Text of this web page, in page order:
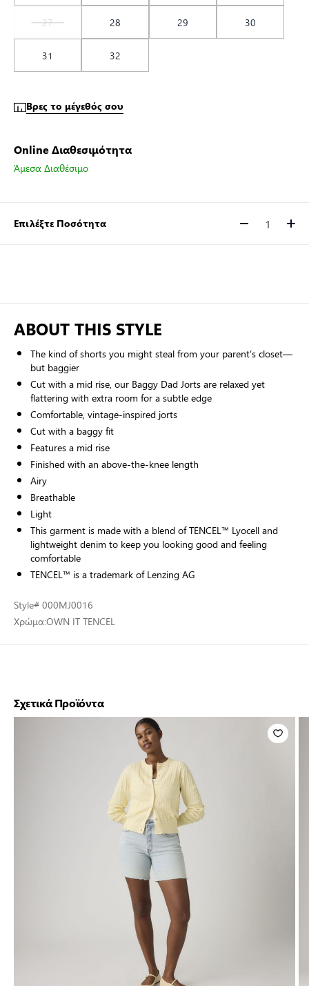
27
28 29
30
31
32
Βρες το μέγεθός σου
Online Διαθεσιμότητα
Άμεσα Διαθέσιμο
Επιλέξτε Ποσότητα Ποσότητα
ABOUT THIS STYLE
The kind of shorts you might steal from your parent’s closet—
but baggier
Cut with a mid rise, our Baggy Dad Jorts are relaxed yet
flattering with extra room for a subtle edge
Comfortable, vintage-inspired jorts
Cut with a baggy fit
Features a mid rise
Finished with an above-the-knee length
Airy
Breathable
Light
This garment is made with a blend of TENCEL™ Lyocell and
lightweight denim to keep you looking good and feeling
comfortable
TENCEL™ is a trademark of Lenzing AG
Style# 000MJ0016
Χρώμα:OWN IT TENCEL
Σχετικά Προϊόντα